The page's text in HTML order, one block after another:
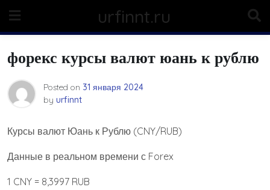
content
urfinnt.ru
форекс курсы валют юань к рублю
Posted on 31 января 2024
by urfinnt
Курсы валют Юань к Рублю (CNY/RUB)
Данные в реальном времени с Forex
1 CNY = 8,3997 RUB